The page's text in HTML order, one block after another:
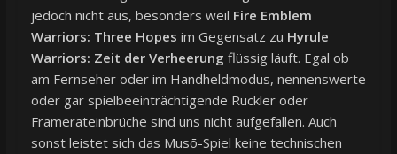
jedoch nicht aus, besonders weil Fire Emblem
Warriors: Three Hopes im Gegensatz zu Hyrule
Warriors: Zeit der Verheerung flüssig läuft. Egal ob
am Fernseher oder im Handheldmodus, nennenswerte
oder gar spielbeeinträchtigende Ruckler oder
Framerateinbrüche sind uns nicht aufgefallen. Auch
sonst leistet sich das Musō-Spiel keine technischen